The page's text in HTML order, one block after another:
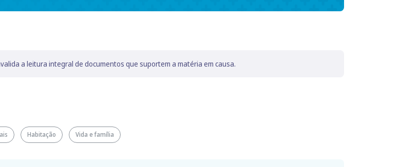
a leitura integral de documentos que suportem a matéria em causa.
Habitação Vida e família